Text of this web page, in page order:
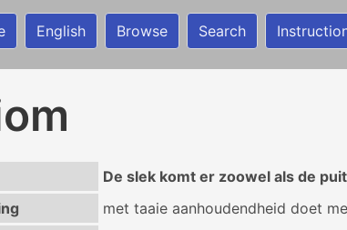
English Browse Search
De slek komt er zoowel als de
met taaie aanhoudendheid doet